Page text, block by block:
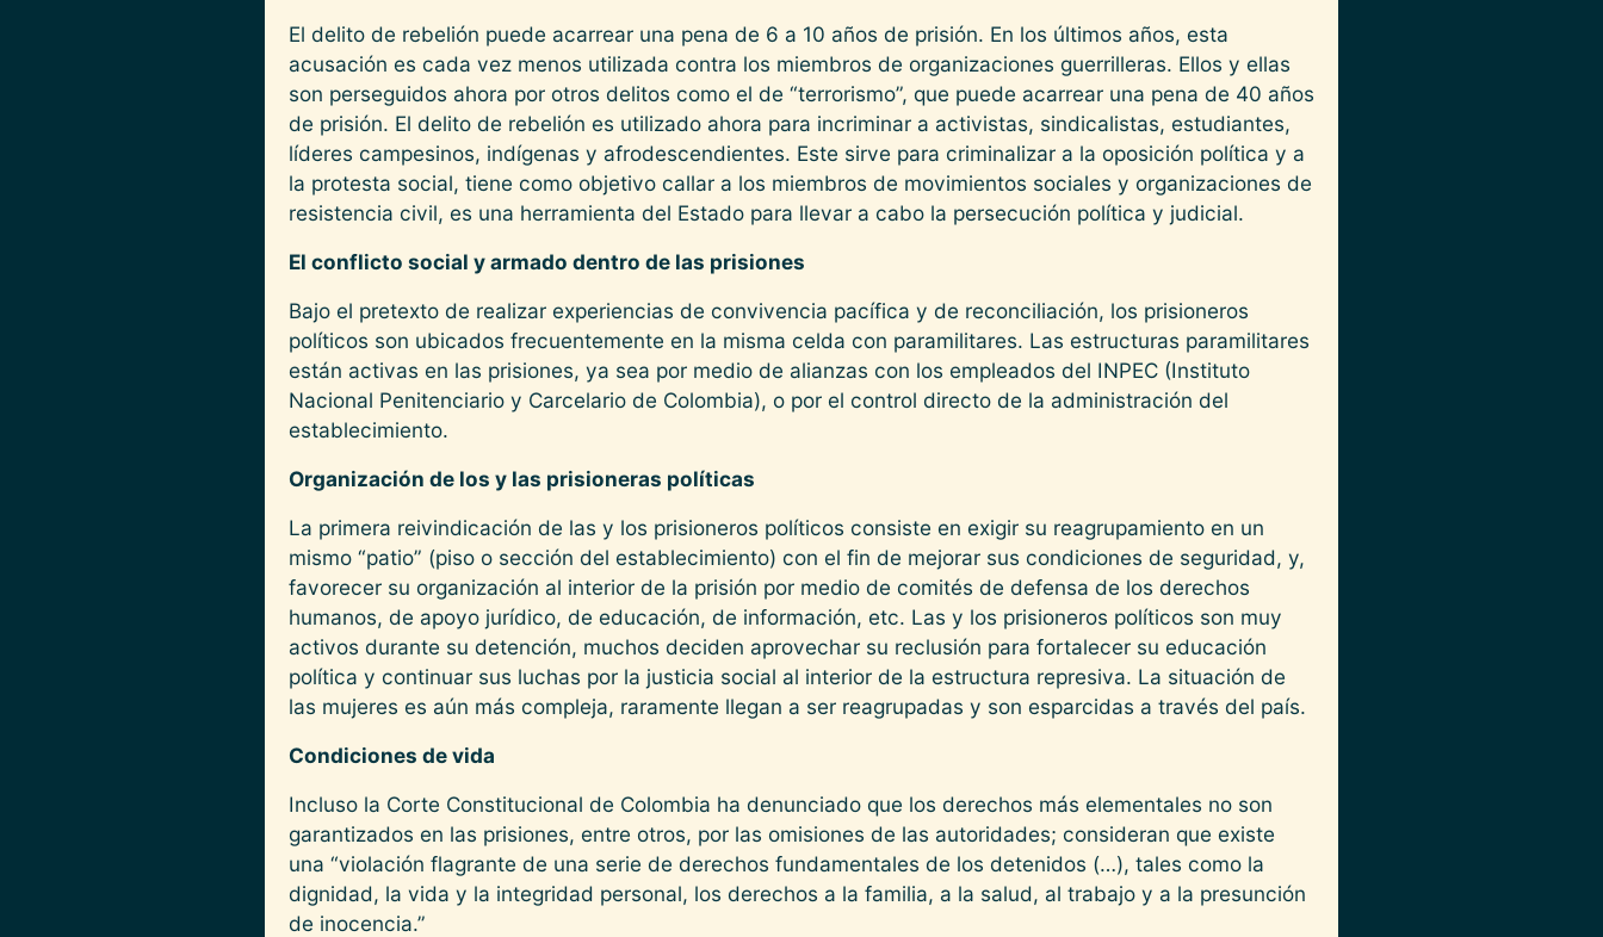
El delito de rebelión puede acarrear una pena de 6 a 10 años de prisión. En los últimos años, esta
acusación es cada vez menos utilizada contra los miembros de organizaciones guerrilleras. Ellos y ellas
son perseguidos ahora por otros delitos como el de “terrorismo”, que puede acarrear una pena de 40 años
de prisión. El delito de rebelión es utilizado ahora para incriminar a activistas, sindicalistas, estudiantes,
líderes campesinos, indígenas y afrodescendientes. Este sirve para criminalizar a la oposición política y a
la protesta social, tiene como objetivo callar a los miembros de movimientos sociales y organizaciones de
resistencia civil, es una herramienta del Estado para llevar a cabo la persecución política y judicial.
El conflicto social y armado dentro de las prisiones
Bajo el pretexto de realizar experiencias de convivencia pacífica y de reconciliación, los prisioneros
políticos son ubicados frecuentemente en la misma celda con paramilitares. Las estructuras paramilitares
están activas en las prisiones, ya sea por medio de alianzas con los empleados del INPEC (Instituto
Nacional Penitenciario y Carcelario de Colombia), o por el control directo de la administración del
establecimiento.
Organización de los y las prisioneras políticas
La primera reivindicación de las y los prisioneros políticos consiste en exigir su reagrupamiento en un
mismo “patio” (piso o sección del establecimiento) con el fin de mejorar sus condiciones de seguridad, y,
favorecer su organización al interior de la prisión por medio de comités de defensa de los derechos
humanos, de apoyo jurídico, de educación, de información, etc. Las y los prisioneros políticos son muy
activos durante su detención, muchos deciden aprovechar su reclusión para fortalecer su educación
política y continuar sus luchas por la justicia social al interior de la estructura represiva. La situación de
las mujeres es aún más compleja, raramente llegan a ser reagrupadas y son esparcidas a través del país.
Condiciones de vida
Incluso la Corte Constitucional de Colombia ha denunciado que los derechos más elementales no son
garantizados en las prisiones, entre otros, por las omisiones de las autoridades; consideran que existe
una “violación flagrante de una serie de derechos fundamentales de los detenidos (…), tales como la
dignidad, la vida y la integridad personal, los derechos a la familia, a la salud, al trabajo y a la presunción
de inocencia.”